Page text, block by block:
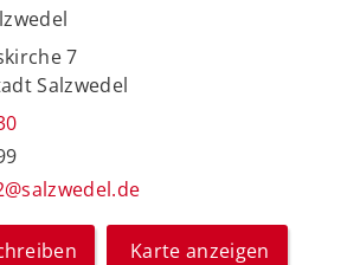
7
Salzwedel
Karte anzeigen